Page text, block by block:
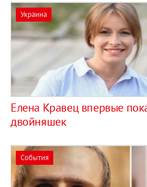
Украина
Елена Кравец впервые
двойняшек
События